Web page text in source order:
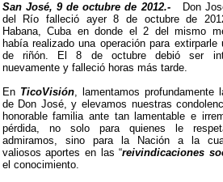
San José, 9 de octubre de 2012.-
Don
del Río falleció ayer 8 de octubre de
Habana, Cuba en donde el 2 del mismo
había realizado una operación para extirparle
de riñón. El 8 de octubre debió ser
nuevamente y falleció horas más tarde.
En TicoVisión, lamentamos profundamente
de Don José, y elevamos nuestras
honorable familia ante tan lamentable e
pérdida, no solo para quienes le
admiramos, sino para la Nación a la
valiosos aportes en las “reivindicaciones
el conocimiento.